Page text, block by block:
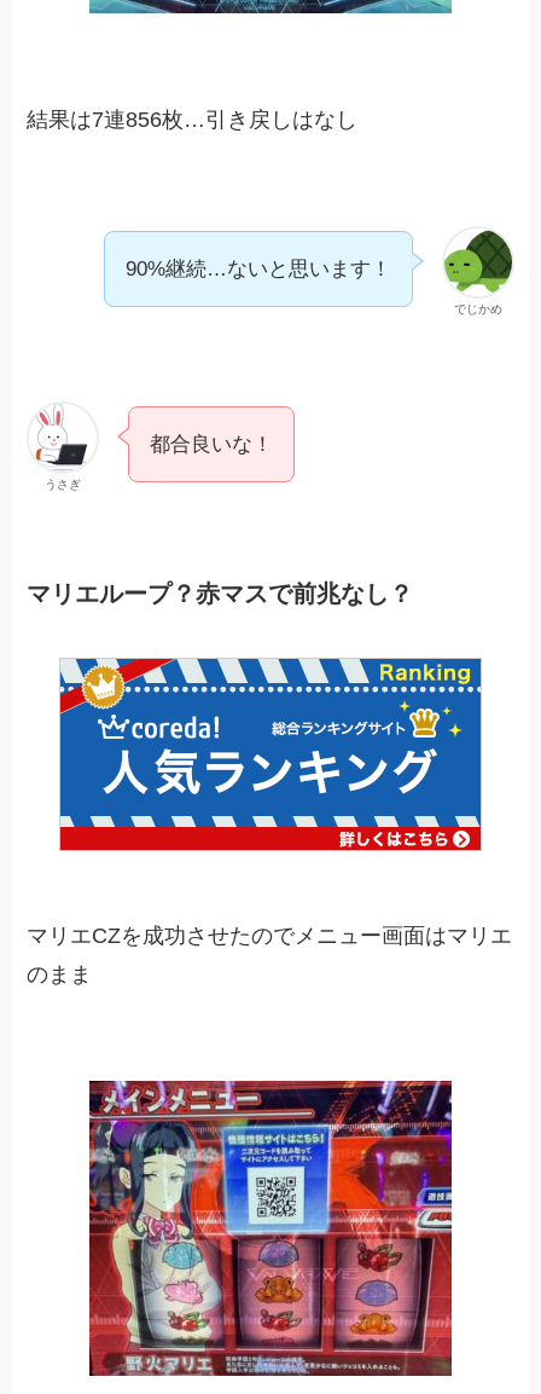
結果は7連856枚…引き戻しはなし
でじかめ
90%継続…ないと思います！
うさぎ
都合良いな！
マリエループ？赤マスで前兆なし？
マリエCZを成功させたのでメニュー画面はマリエ
のまま